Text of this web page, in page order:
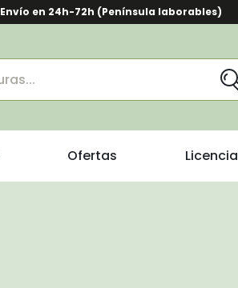
Envío en 24h-72h (Península laborables)
Ofertas Licencia